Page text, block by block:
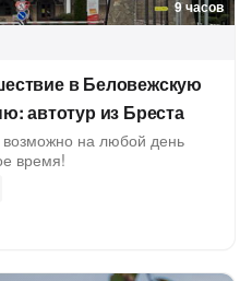
9 часов
в Беловежскую
автотур из Бреста
на любой день
время!